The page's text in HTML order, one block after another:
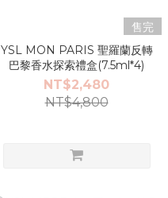
售完
YSL MON PARIS 聖羅蘭反轉
巴黎香水探索禮盒(7.5ml*4)
NT$2,480
NT$4,800